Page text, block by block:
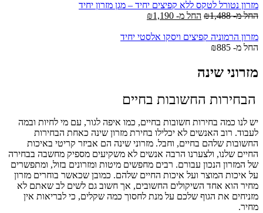
מזרון נטורל לטקס ללא קפיצים יחיד – מגן מזרון יחיד
החל מ-
₪1,488 החל מ- ₪1,190
מזרון הרמוניה קפיצים ויסקו אלסטי יחיד
החל מ-
₪885
מזרוני שינה
הבחירות החשובות בחיים
יש לנו כמה בחירות חשובות בחיים, כמו איפה לגור, עם מי לחיות ובמה
לעבוד. רוב האנשים לא יכלילו בחירת מזרון שינה כאחת הבחירות
החשובות שלהם בחיים, וחבל. מזרוני שינה הם אביזר קריטי באיכות
החיים שלנו, ולצערנו הרבה אנשים לא משקיעים מספיק מחשבה בבחירה
של המזרון הנכון עבורם. רבים מחפשים מיטות ומזרונים בזול, ומתפשרים
על איכות המוצר ועל איכות החיים שלהם. כמובן שכאשר בוחרים מזרון
מחיר הוא אחד השיקולים החשובים, אך חשוב גם לשים לב שאתם לא
מזניחים את הגוף שלכם על מנת לחסוך כמה שקלים, כי לבריאות אין
מחיר.